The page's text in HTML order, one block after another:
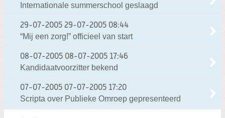
Internationale summerschool geslaagd
29-07-2005 29-07-2005 08:44
“Mij een zorg!” officieel van start
08-07-2005 08-07-2005 17:46
Kandidaatvoorzitter bekend
07-07-2005 07-07-2005 17:20
Scripta over Publieke Omroep gepresenteerd